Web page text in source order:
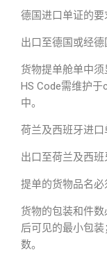
德国进口单证的要
出口至德国或经德
货物提单舱单中须
HS Code需维护
中。
荷兰及西班牙进
出口至荷兰及西班
提单的货物品名必
货物的包装和件
后可见的最小包
数。